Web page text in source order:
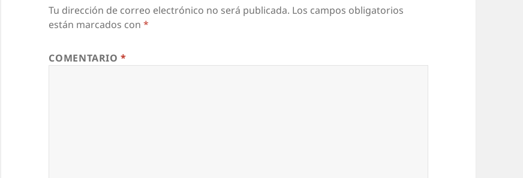
Tu dirección de correo electrónico no será publicada. Los campos obligatorios
están marcados con*
COMENTARIO*